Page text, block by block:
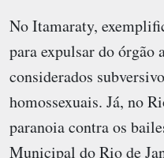
No Itamaraty,
para expulsar do órgão
considerados
homossexuais. Já, no
paranoia contra os
Municipal do Rio de